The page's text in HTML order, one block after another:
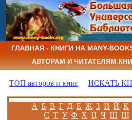
ГЛАВНАЯ - КНИГИ НА MANY-
АВТОРАМ И ЧИТАТЕЛЯМ
ТОП авторов и книг ИСКАТЬ
А Б В Г Д Е Ж З И Й К
С Т У Ф Х Ц Ч Ш Щ